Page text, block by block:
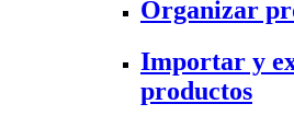
Organizar
Importar y
productos